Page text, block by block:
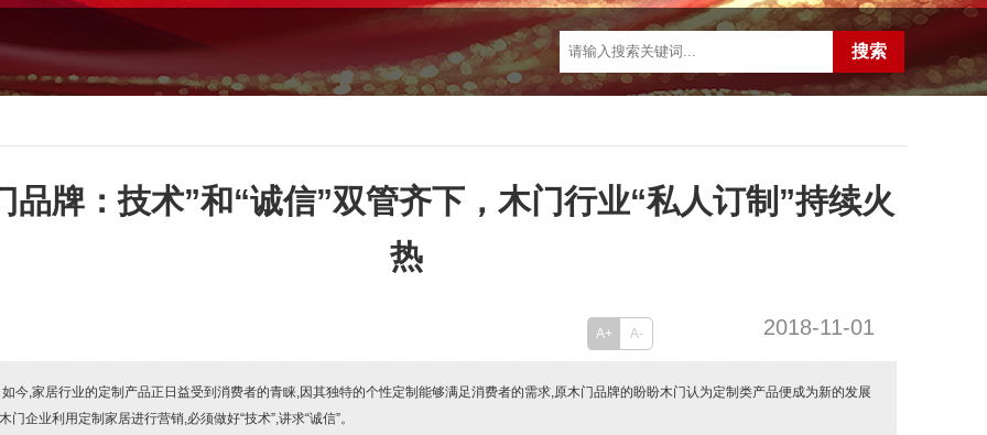
品牌：技术”和“诚信”双管齐下，木门行业“私人订制”持续火
热
2018-11-01
A+ A-
如今,家居行业的定制产品正日益受到消费者的青睐,因其独特的个性定制能够满足消费者的需求,原木门品牌的盼盼木门认为定制类产品便成为新的发展
门企业利用定制家居进行营销,必须做好“技术”,讲求“诚信”。